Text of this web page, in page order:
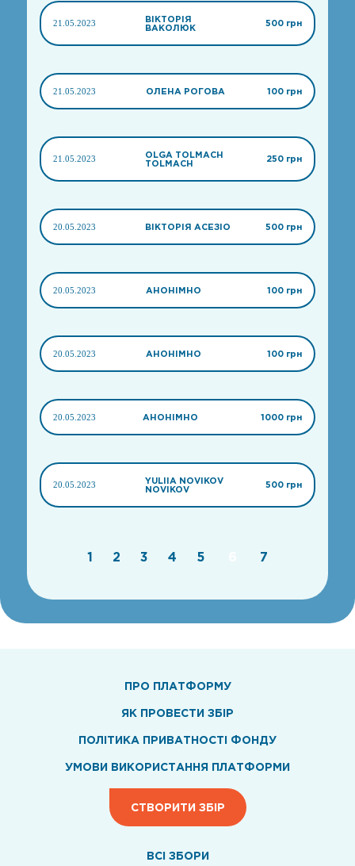
21.05.2023
ВІКТОРІЯ
ВАКОЛЮК
500 грн
21.05.2023 ОЛЕНА РОГОВА 100 грн
21.05.2023
OLGA TOLMACH
TOLMACH
250 грн
20.05.2023 ВІКТОРІЯ АСЕЗІО 500 грн
20.05.2023 АНОНІМНО 100 грн
20.05.2023 АНОНІМНО 100 грн
20.05.2023 АНОНІМНО 1000 грн
20.05.2023
YULIIA NOVIKOV
NOVIKOV
500 грн
1 2 3 4 5 7
ПРО ПЛАТФОРМУ
ЯК ПРОВЕСТИ ЗБІР
ПОЛІТИКА ПРИВАТНОСТІ ФОНДУ
УМОВИ ВИКОРИСТАННЯ ПЛАТФОРМИ
СТВОРИТИ ЗБІР
ВСI ЗБОРИ